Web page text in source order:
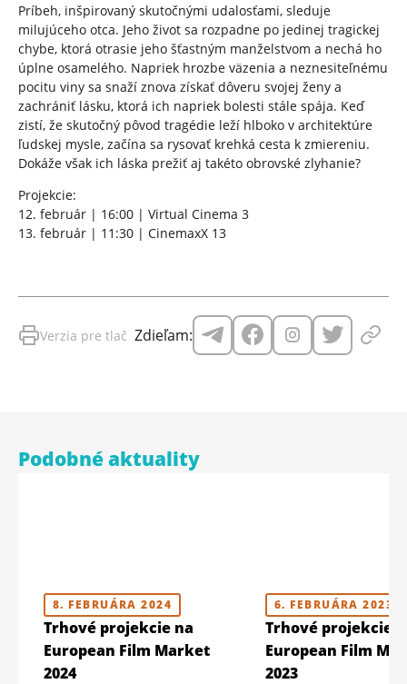
Príbeh, inšpirovaný skutočnými udalosťami, sleduje
milujúceho otca. Jeho život sa rozpadne po jedinej tragickej
chybe, ktorá otrasie jeho šťastným manželstvom a nechá ho
úplne osamelého. Napriek hrozbe väzenia a neznesiteľnému
pocitu viny sa snaží znova získať dôveru svojej ženy a
zachrániť lásku, ktorá ich napriek bolesti stále spája. Keď
zistí, že skutočný pôvod tragédie leží hlboko v architektúre
ľudskej mysle, začína sa rysovať krehká cesta k zmiereniu.
Dokáže však ich láska prežiť aj takéto obrovské zlyhanie?
Projekcie:
12. február | 16:00 | Virtual Cinema 3
13. február | 11:30 | CinemaxX 13
Verzia pre tlač Zdieľam:
Podobné aktuality
8. FEBRUÁRA 2024
Trhové projekcie na
European Film Market
2024
6. FEBRUÁRA 2023
Trhové projekcie
European Film
2023